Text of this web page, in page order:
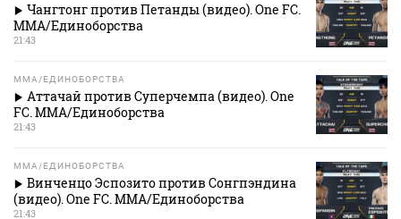
Чангтонг против Петанды (видео). One FC.
MMA/Единоборства
21:43
MMA/ЕДИНОБОРСТВА
Аттачай против Суперчемпа (видео). One
FC. MMA/Единоборства
21:43
MMA/ЕДИНОБОРСТВА
Винченцо Эспозито против Сонгпэндина
(видео). One FC. MMA/Единоборства
21:43